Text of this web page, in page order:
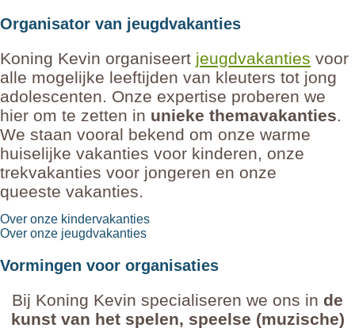
Organisator van jeugdvakanties
Koning Kevin organiseert jeugdvakanties voor
alle mogelijke leeftijden van kleuters tot jong
adolescenten. Onze expertise proberen we
hier om te zetten in unieke themavakanties.
We staan vooral bekend om onze warme
huiselijke vakanties voor kinderen, onze
trekvakanties voor jongeren en onze
queeste vakanties.
Over onze kindervakanties
Over onze jeugdvakanties
Vormingen voor organisaties
Bij Koning Kevin specialiseren we ons in de
kunst van het spelen, speelse (muzische)